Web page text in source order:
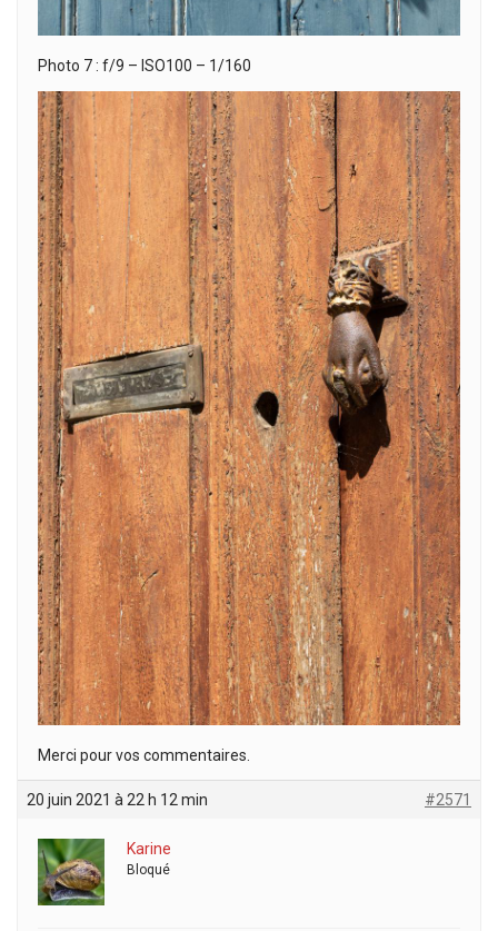
Photo 7 : f/9 – ISO100 – 1/160
Merci pour vos commentaires.
20 juin 2021 à 22 h 12 min #2571
Karine
Bloqué